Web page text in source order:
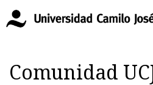
Comunidad